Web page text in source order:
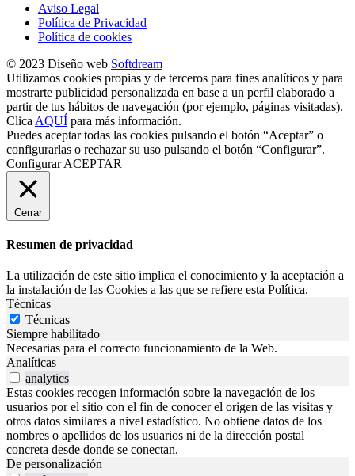
Aviso Legal
Política de Privacidad
Política de cookies
© 2023 Diseño web Softdream
Utilizamos cookies propias y de terceros para fines analíticos y para
mostrarte publicidad personalizada en base a un perfil elaborado a
partir de tus hábitos de navegación (por ejemplo, páginas visitadas).
Clica AQUÍ para más información.
Puedes aceptar todas las cookies pulsando el botón “Aceptar” o
configurarlas o rechazar su uso pulsando el botón “Configurar”.
Configurar ACEPTAR
Cerrar
Resumen de privacidad
La utilización de este sitio implica el conocimiento y la aceptación a
la instalación de las Cookies a las que se refiere esta Política.
Técnicas
Técnicas
Siempre habilitado
Necesarias para el correcto funcionamiento de la Web.
Analíticas
analytics
Estas cookies recogen información sobre la navegación de los
usuarios por el sitio con el fin de conocer el origen de las visitas y
otros datos similares a nivel estadístico. No obtiene datos de los
nombres o apellidos de los usuarios ni de la dirección postal
concreta desde donde se conectan.
De personalización